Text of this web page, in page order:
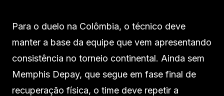
Para o duelo na Colômbia, o técnico deve
manter a base da equipe que vem apresentando
consistência no torneio continental. Ainda sem
Memphis Depay, que segue em fase final de
recuperação física, o time deve repetir a